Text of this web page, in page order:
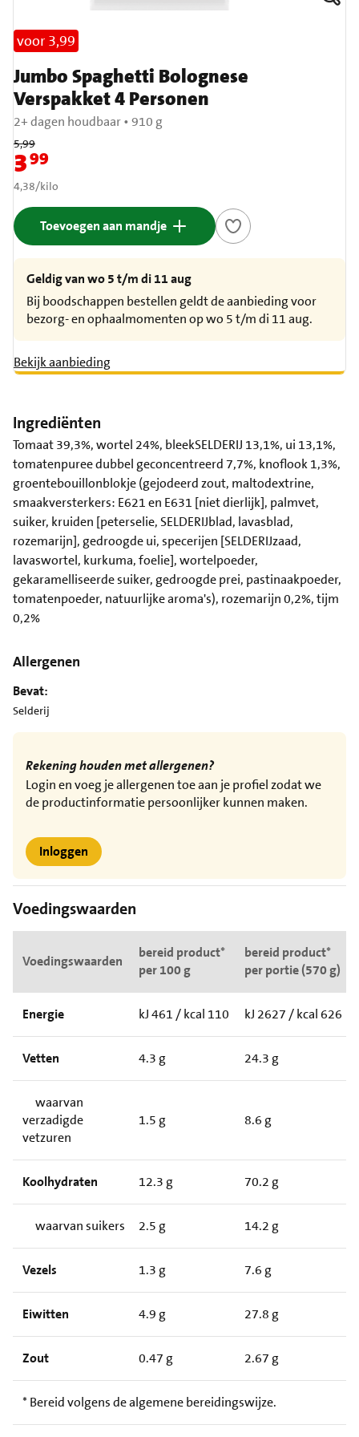
Jumbo Spaghetti Bolognese
Verspakket 4 Personen
2+ dagen houdbaar•910 g
Oude prijs: € 5,99
5,99
Nieuwe prijs: € 3,99
399
€ 4,38 per kilo
4,38/kilo
Toevoegen aan mandje
voor 3,99
Geldig van wo 5 t/m di 11 aug
Bij boodschappen bestellen geldt de aanbieding voor
bezorg- en ophaalmomenten op wo 5 t/m di 11 aug.
Bekijk aanbieding
Ingrediënten
Tomaat 39,3%, wortel 24%, bleekSELDERIJ 13,1%, ui 13,1%,
tomatenpuree dubbel geconcentreerd 7,7%, knoflook 1,3%,
groentebouillonblokje (gejodeerd zout, maltodextrine,
smaakversterkers: E621 en E631 [niet dierlijk], palmvet,
suiker, kruiden [peterselie, SELDERIJblad, lavasblad,
rozemarijn], gedroogde ui, specerijen [SELDERIJzaad,
lavaswortel, kurkuma, foelie], wortelpoeder,
gekaramelliseerde suiker, gedroogde prei, pastinaakpoeder,
tomatenpoeder, natuurlijke aroma's), rozemarijn 0,2%, tijm
0,2%
Allergenen
Bevat:
Selderij
Rekening houden met allergenen?
Login en voeg je allergenen toe aan je profiel zodat we
de productinformatie persoonlijker kunnen maken.
Inloggen
Voedingswaarden
Voedingswaarden
bereid product*
per 100 g
bereid product*
per portie (570 g)
Energie kJ 461 / kcal 110 kJ 2627 / kcal 626
Vetten 4.3 g 24.3 g
waarvan
verzadigde
vetzuren
1.5 g 8.6 g
Koolhydraten 12.3 g 70.2 g
waarvan suikers 2.5 g 14.2 g
Vezels 1.3 g 7.6 g
Eiwitten 4.9 g 27.8 g
Zout 0.47 g 2.67 g
* Bereid volgens de algemene bereidingswijze.